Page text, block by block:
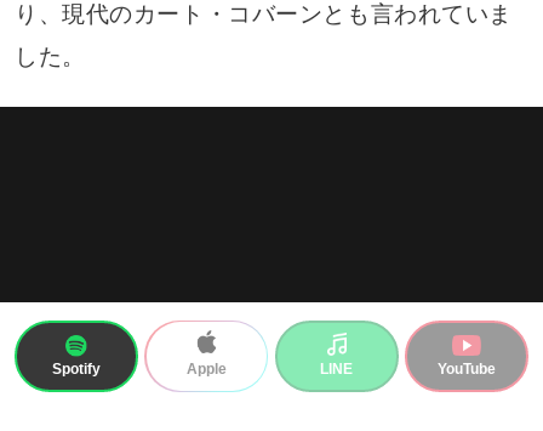
り、現代のカート・コバーンとも言われていま
した。
Spotify Apple LINE YouTube